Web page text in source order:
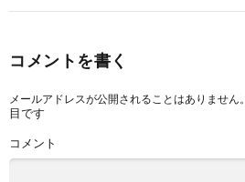
コメントを書く
メールアドレスが公開されることはありません。
目です
コメント